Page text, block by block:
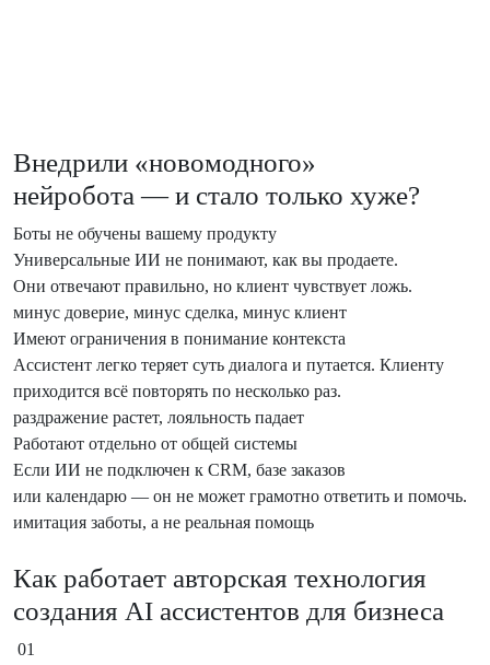
Внедрили «новомодного»
нейробота — и стало только хуже?
Боты не обучены вашему продукту
Универсальные ИИ не понимают, как вы продаете.
Они отвечают правильно, но клиент чувствует ложь.
минус доверие, минус сделка, минус клиент
Имеют ограничения в понимание контекста
Ассистент легко теряет суть диалога и путается. Клиенту
приходится всё повторять по несколько раз.
раздражение растет, лояльность падает
Работают отдельно от общей системы
Если ИИ не подключен к CRM, базе заказов
или календарю — он не может грамотно ответить и помочь.
имитация заботы, а не реальная помощь
Как работает авторская технология
создания AI ассистентов для бизнеса
01